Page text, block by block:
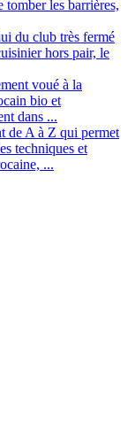
tomber les barrières,
du club très fermé
hors pair, le
voué à la
bio et
dans ...
de A à Z qui permet
techniques et
...